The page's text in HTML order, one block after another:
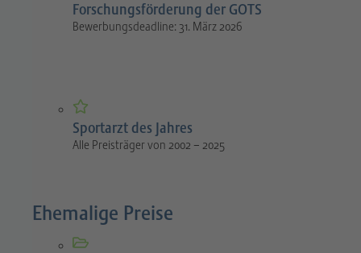
Forschungsförderung der GOTS
Bewerbungsdeadline: 31. März 2026
Sportarzt des Jahres
Alle Preisträger von 2002 – 2025
Ehemalige Preise